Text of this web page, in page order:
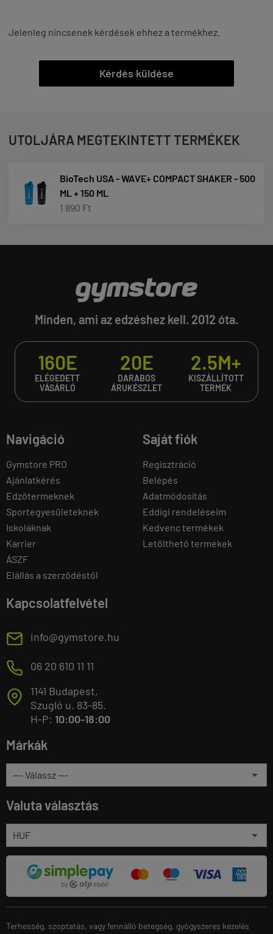
Jelenleg nincsenek kérdések ehhez a termékhez.
Kérdés küldése
UTOLJÁRA MEGTEKINTETT TERMÉKEK
BioTech USA - WAVE+ COMPACT SHAKER - 500
ML + 150 ML
1 890 Ft
Minden, ami az edzéshez kell. 2012 óta.
160E
ELÉGEDETT
VÁSÁRLÓ
20E
DARABOS
ÁRUKÉSZLET
2.5M+
KISZÁLLÍTOTT
TERMÉK
Navigáció
Gymstore PRO
Ajánlatkérés
Edzőtermeknek
Sportegyesületeknek
Iskoláknak
Karrier
ÁSZF
Elállás a szerződéstől
Saját fiók
Regisztráció
Belépés
Adatmódosítás
Eddigi rendeléseim
Kedvenc termékek
Letölthető termékek
Kapcsolatfelvétel
E info@gymstore.hu
M 06 20 610 11 11
T
1141 Budapest,
Szugló u. 83-85.
H-P: 10:00-18:00
Márkák
Valuta választás
Terhesség, szoptatás, vagy fennálló betegség, gyógyszeres kezelés